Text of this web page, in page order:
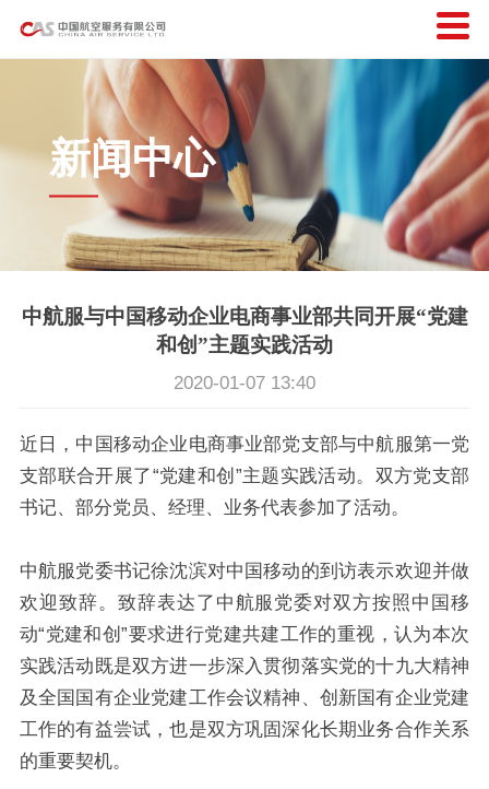
新闻中心
中航服与中国移动企业电商事业部共同开展“党建
和创”主题实践活动
2020-01-07 13:40
近日，中国移动企业电商事业部党支部与中航服第一党
支部联合开展了“党建和创”主题实践活动。双方党支部
书记、部分党员、经理、业务代表参加了活动。
中航服党委书记徐沈滨对中国移动的到访表示欢迎并做
欢迎致辞。致辞表达了中航服党委对双方按照中国移
动“党建和创”要求进行党建共建工作的重视，认为本次
实践活动既是双方进一步深入贯彻落实党的十九大精神
及全国国有企业党建工作会议精神、创新国有企业党建
工作的有益尝试，也是双方巩固深化长期业务合作关系
的重要契机。